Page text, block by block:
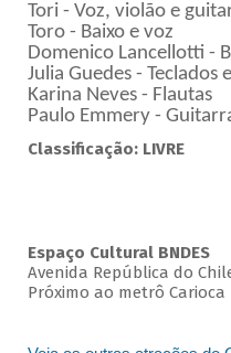
Tori - Voz, violão e
Toro - Baixo e voz
Domenico Lancellotti -
Julia Guedes - Teclados
Karina Neves - Flautas
Paulo Emmery -
Classificação: LIVRE
Espaço Cultural BNDES
Avenida República do
Próximo ao metrô Carioca